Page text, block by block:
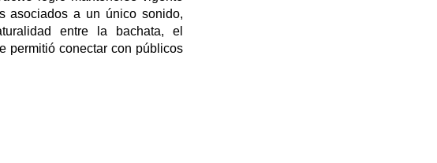
asociados a un único sonido,
entre la bachata, el
permitió conectar con públicos